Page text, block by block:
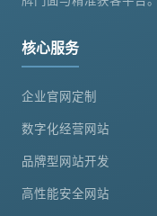
核心服务
企业官网定制
数字化经营网站
品牌型网站开发
高性能安全网站